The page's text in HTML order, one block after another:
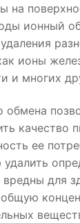
на
ионный
ионы
и многих
обмена
качество
ее
для
общую